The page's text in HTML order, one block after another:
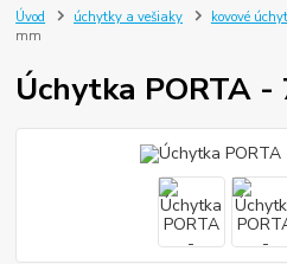
Úvod úchytky a vešiaky kovové
mm
Úchytka PORTA